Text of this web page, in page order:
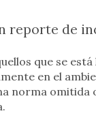
reporte de
que se está
en el
norma omitida